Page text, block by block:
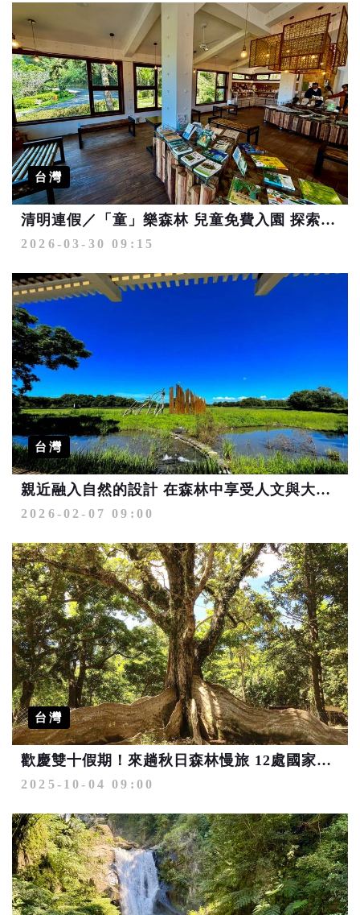
台灣
清明連假／「童」樂森林 兒童免費入園 探索孩子的森林屬性
2026-03-30 09:15
台灣
親近融入自然的設計 在森林中享受人文與大地共築之美
2026-02-07 09:00
台灣
歡慶雙十假期！來趟秋日森林慢旅 12處國家森林遊樂區半票優惠入園
2025-10-04 09:00